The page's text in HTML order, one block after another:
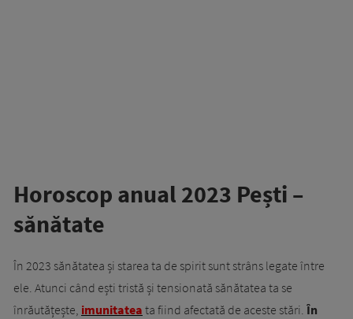
Horoscop anual 2023 Pești –
sănătate
În 2023 sănătatea și starea ta de spirit sunt strâns legate între
ele. Atunci când ești tristă și tensionată sănătatea ta se
înrăutățește, imunitatea ta fiind afectată de aceste stări. În